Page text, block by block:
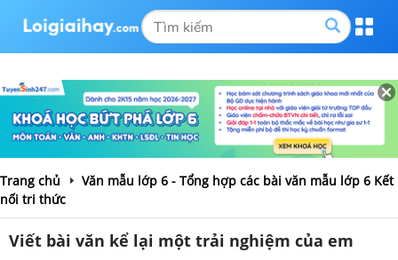
Trang chủ
Văn mẫu lớp 6 - Tổng hợp các bài văn mẫu lớp 6 Kết
nối tri thức
Viết bài văn kể lại một trải nghiệm của em